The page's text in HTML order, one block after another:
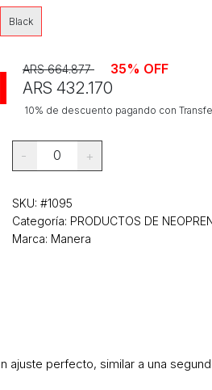
Black
ARS 432.170
ARS 664.877 35% OFF
10% de descuento pagando con
- 0 +
SKU: #1095
Categoría: PRODUCTOS DE
Marca: Manera
perfecto, similar a una